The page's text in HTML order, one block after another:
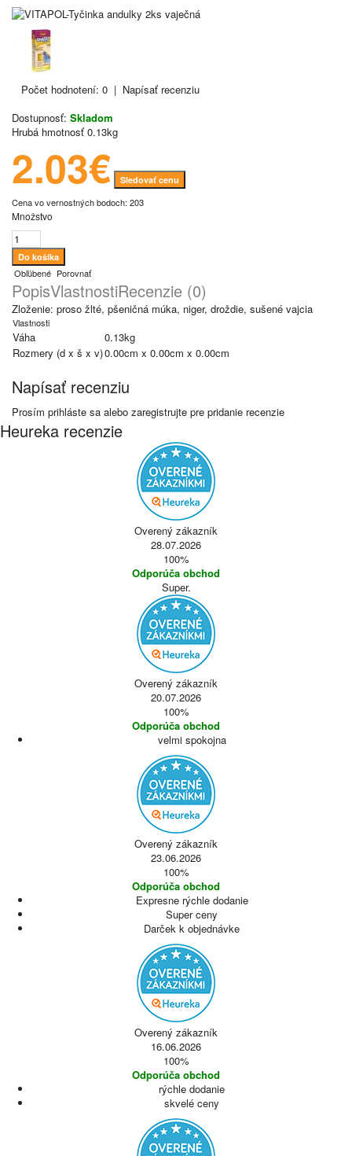
Počet hodnotení: 0 | Napísať recenziu
Dostupnosť: Skladom
Hrubá hmotnosť 0.13kg
2.03€ Sledovať cenu
Cena vo vernostných bodoch: 203
Množstvo
Obľúbené Porovnať
PopisVlastnostiRecenzie (0)
Zloženie: proso žlté, pšeničná múka, niger, droždie, sušené vajcia
Vlastnosti
Váha
0.13kg
Rozmery (d x š x v)0.00cm x 0.00cm x 0.00cm
Napísať recenziu
Prosím prihláste sa alebo zaregistrujte pre pridanie recenzie
Heureka recenzie
Overený zákazník
28.07.2026
100%
Odporúča obchod
Super.
Overený zákazník
20.07.2026
100%
Odporúča obchod
velmi spokojna
Overený zákazník
23.06.2026
100%
Odporúča obchod
Expresne rýchle dodanie
Super ceny
Darček k objednávke
Overený zákazník
16.06.2026
100%
Odporúča obchod
rýchle dodanie
skvelé ceny